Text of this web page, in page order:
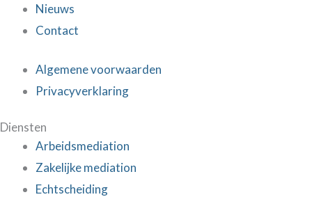
Nieuws
Contact
Algemene voorwaarden
Privacyverklaring
Diensten
Arbeidsmediation
Zakelijke mediation
Echtscheiding